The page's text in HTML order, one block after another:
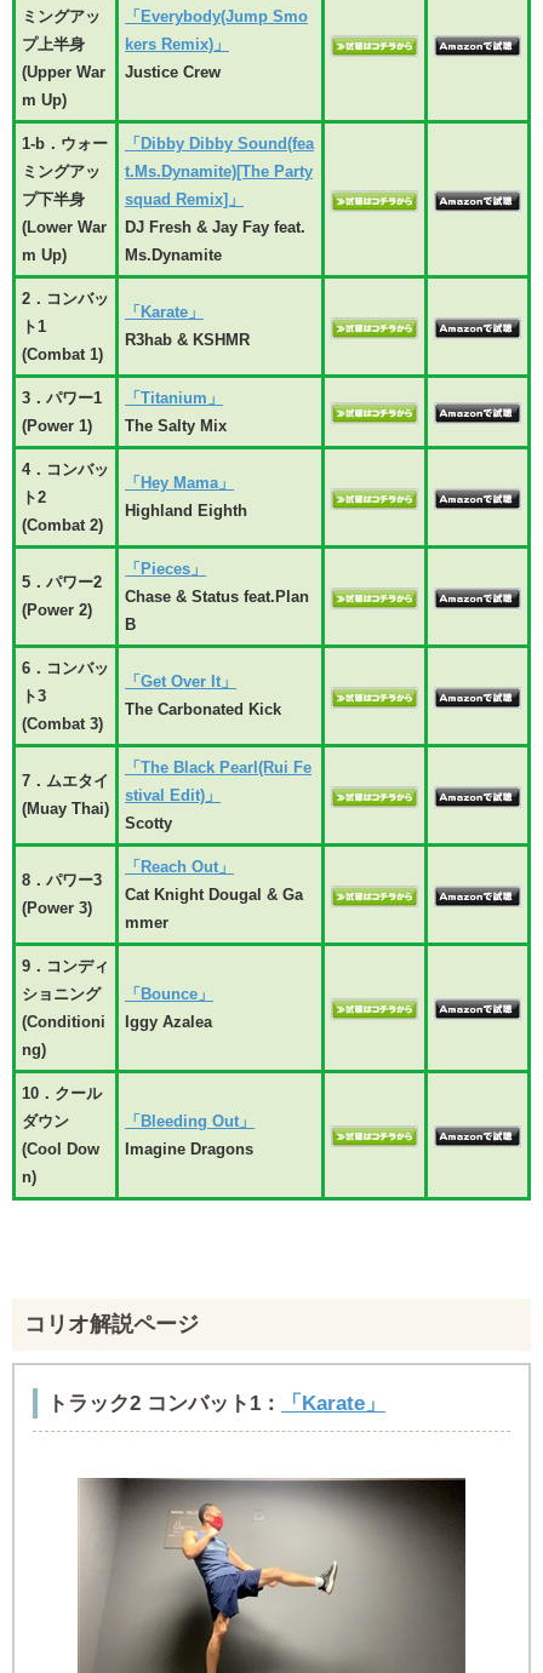
ミングアッ
プ上半身
(Upper War
m Up)
「Everybody(Jump Smo
kers Remix)」
Justice Crew
1-b．ウォー
ミングアッ
プ下半身
(Lower War
m Up)
「Dibby Dibby Sound(fea
t.Ms.Dynamite)[The Party
squad Remix]」
DJ Fresh & Jay Fay feat.
Ms.Dynamite
2．コンバッ
ト1
(Combat 1)
「Karate」
R3hab & KSHMR
3．パワー1
(Power 1)
「Titanium」
The Salty Mix
4．コンバッ
ト2
(Combat 2)
「Hey Mama」
Highland Eighth
5．パワー2
(Power 2)
「Pieces」
Chase & Status feat.Plan
B
6．コンバッ
ト3
(Combat 3)
「Get Over It」
The Carbonated Kick
7．ムエタイ
(Muay Thai)
「The Black Pearl(Rui Fe
stival Edit)」
Scotty
8．パワー3
(Power 3)
「Reach Out」
Cat Knight Dougal & Ga
mmer
9．コンディ
ショニング
(Conditioni
ng)
「Bounce」
Iggy Azalea
10．クール
ダウン
(Cool Dow
n)
「Bleeding Out」
Imagine Dragons
コリオ解説ページ
トラック2 コンバット1： 「Karate」